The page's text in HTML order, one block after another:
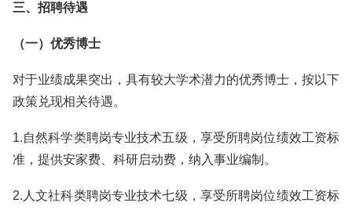
三、招聘待遇
（一）优秀博士
对于业绩成果突出，具有较大学术潜力的优秀博士，按以下
政策兑现相关待遇。
1.自然科学类聘岗专业技术五级，享受所聘岗位绩效工资标
准，提供安家费、科研启动费，纳入事业编制。
2.人文社科类聘岗专业技术七级，享受所聘岗位绩效工资标